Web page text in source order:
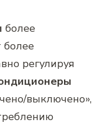
более
регулируя
выключено»,